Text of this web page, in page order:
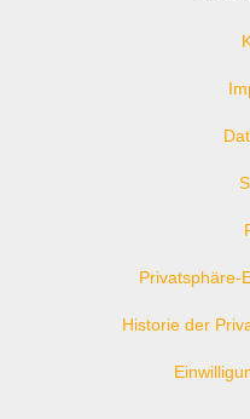
Privatsphäre-
Historie der